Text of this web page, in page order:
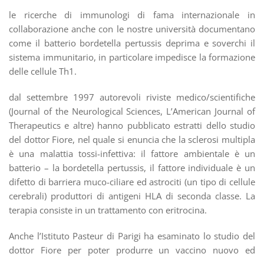
le ricerche di immunologi di fama internazionale in
collaborazione anche con le nostre università documentano
come il batterio bordetella pertussis deprima e soverchi il
sistema immunitario, in particolare impedisce la formazione
delle cellule Th1.
dal settembre 1997 autorevoli riviste medico/scientifiche
(Journal of the Neurological Sciences, L’American Journal of
Therapeutics e altre) hanno pubblicato estratti dello studio
del dottor Fiore, nel quale si enuncia che la sclerosi multipla
è una malattia tossi-infettiva: il fattore ambientale è un
batterio – la bordetella pertussis, il fattore individuale è un
difetto di barriera muco-ciliare ed astrociti (un tipo di cellule
cerebrali) produttori di antigeni HLA di seconda classe. La
terapia consiste in un trattamento con eritrocina.
Anche l’Istituto Pasteur di Parigi ha esaminato lo studio del
dottor Fiore per poter produrre un vaccino nuovo ed